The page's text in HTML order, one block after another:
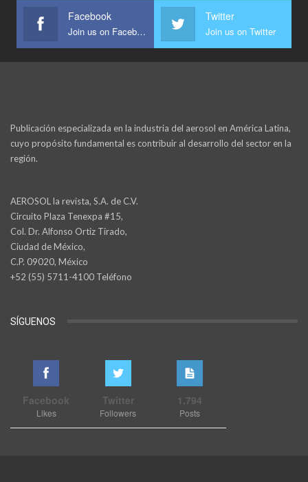
Facebook
Join us on Facebook
Twitter
Join us on Twitter
Publicación especializada en la industria del aerosol en América Latina,
cuyo propósito fundamental es contribuir al desarrollo del sector en la
región.
AEROSOL la revista, S.A. de C.V.
Circuito Plaza Tenexpa #15,
Col. Dr. Alfonso Ortiz Tirado,
Ciudad de México,
C.P. 09020, México
+52 (55) 5711-4100 Teléfono
SÍGUENOS
Facebook
Likes
Twitter
Followers
1,794
Posts